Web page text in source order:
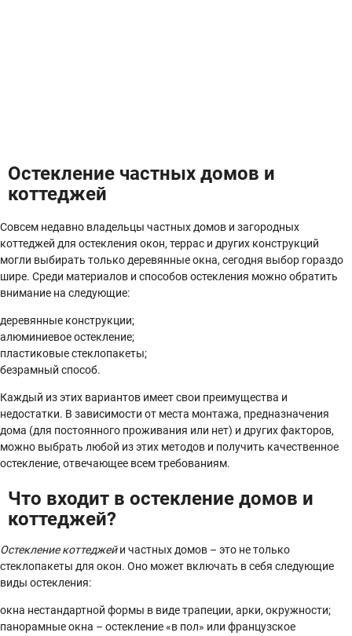
Остекление частных домов и
коттеджей
Совсем недавно владельцы частных домов и загородных
коттеджей для остекления окон, террас и других конструкций
могли выбирать только деревянные окна, сегодня выбор гораздо
шире. Среди материалов и способов остекления можно обратить
внимание на следующие:
деревянные конструкции;
алюминиевое остекление;
пластиковые стеклопакеты;
безрамный способ.
Каждый из этих вариантов имеет свои преимущества и
недостатки. В зависимости от места монтажа, предназначения
дома (для постоянного проживания или нет) и других факторов,
можно выбрать любой из этих методов и получить качественное
остекление, отвечающее всем требованиям.
Что входит в остекление домов и
коттеджей?
Остекление коттеджейи частных домов – это не только
стеклопакеты для окон. Оно может включать в себя следующие
виды остекления:
окна нестандартной формы в виде трапеции, арки, окружности;
панорамные окна – остекление «в пол» или французское